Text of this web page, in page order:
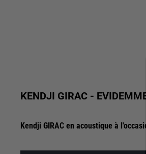
KENDJI GIRAC -
Kendji GIRAC en acoustique à